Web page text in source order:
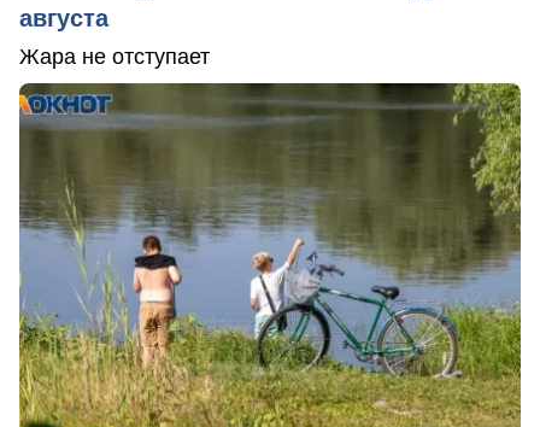
августа
Жара не отступает